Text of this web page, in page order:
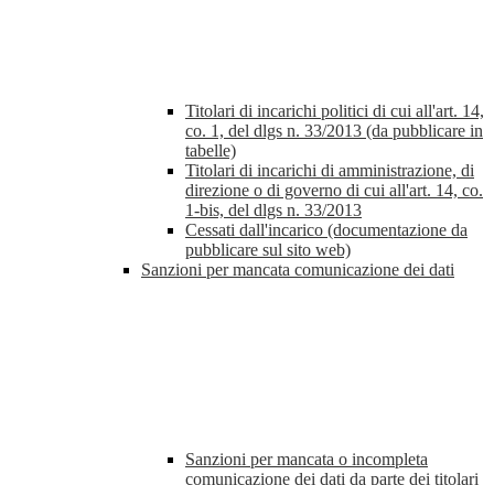
Titolari di incarichi politici di cui all'art. 14,
co. 1, del dlgs n. 33/2013 (da pubblicare in
tabelle)
Titolari di incarichi di amministrazione, di
direzione o di governo di cui all'art. 14, co.
1-bis, del dlgs n. 33/2013
Cessati dall'incarico (documentazione da
pubblicare sul sito web)
Sanzioni per mancata comunicazione dei dati
Sanzioni per mancata o incompleta
comunicazione dei dati da parte dei titolari